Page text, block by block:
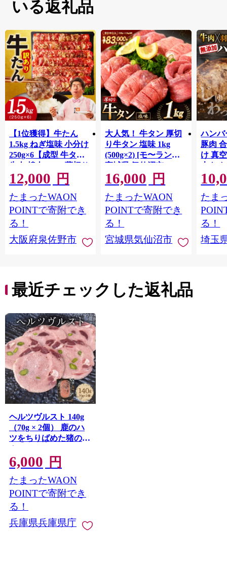
いる返礼品
【1位獲得】牛たん
1.5kg ねぎ塩味 小分け
250g×6【成型 牛タン
牛肉 焼肉 BBQ 薄切り
ぎゅうたん スライス
訳あり サイズ不揃
い】 G4721
12,000 円
たまったWAON
POINTで寄附でき
る！
大阪府泉佐野市
大人気！ 牛タン 厚切
り牛タン 塩味 1kg
(500g×2) [モ〜ランド
宮城県 気仙沼市
20564660] 肉 牛肉 精肉
牛たん 牛タン塩 牛た
ん塩 冷凍 焼肉 BBQ ア
ウトドア バーベキュ
ー 厚切り タン
16,000 円
たまったWAON
POINTで寄附でき
る！
宮城県気仙沼市
ハンバ
豚肉
け 真
大き
保存
淡路島
ポーク
き肉
ず 惣
まみ
んのお
たま
る！
埼玉
最近チェックした返礼品
ヘルツヴルスト 140g
（70g × 2個） 鹿のハ
ツをちりばめた猪のハ
ム
6,000 円
たまったWAON
POINTで寄附でき
る！
兵庫県兵庫県庁